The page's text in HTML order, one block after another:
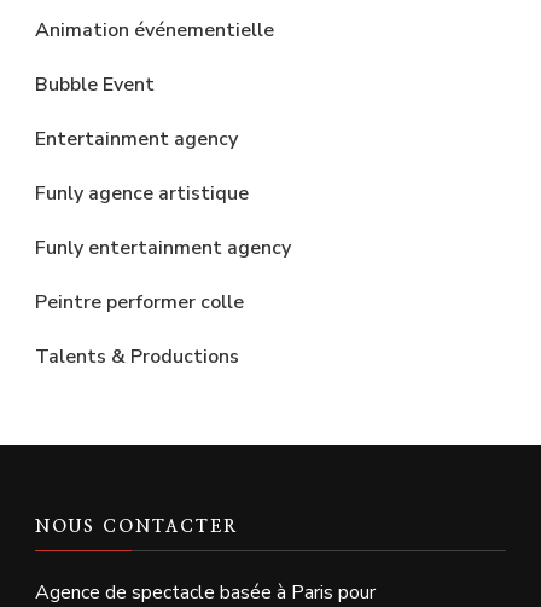
Animation événementielle
Bubble Event
Entertainment agency
Funly agence artistique
Funly entertainment agency
Peintre performer colle
Talents & Productions
NOUS CONTACTER
Agence de spectacle basée à Paris pour